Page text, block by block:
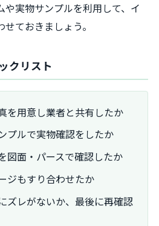
や実物サンプルを利用して、イ
ておきましょう。
クリスト
を用意し業者と共有したか
プルで実物確認をしたか
図面・パースで確認したか
ジもすり合わせたか
ズレがないか、最後に再確認